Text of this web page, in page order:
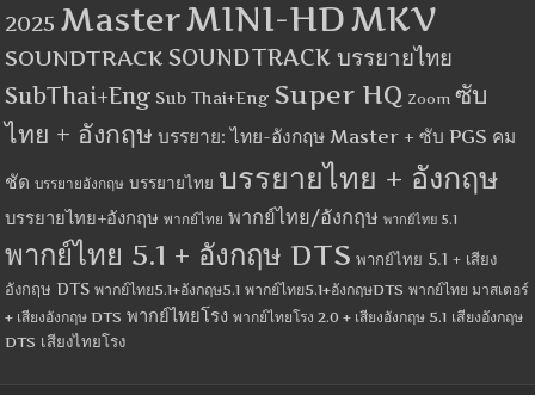
2025 MasterMINI-HDMKV
SOUNDTRACK SOUNDTRACK บรรยายไทย
SubThai+Eng Sub Thai+Eng Super HQ Zoom ซับ
ไทย + อังกฤษ บรรยาย: ไทย-อังกฤษ Master + ซับ PGS คม
ชัด บรรยายอังกฤษ บรรยายไทย บรรยายไทย + อังกฤษ
บรรยายไทย+อังกฤษ พากย์ไทย พากย์ไทย/อังกฤษ พากย์ไทย 5.1
พากย์ไทย 5.1 + อังกฤษ DTS พากย์ไทย 5.1 + เสียง
อังกฤษ DTS พากย์ไทย5.1+อังกฤษ5.1 พากย์ไทย5.1+อังกฤษDTS พากย์ไทย มาสเตอร์
+ เสียงอังกฤษ DTS พากย์ไทยโรง พากย์ไทยโรง 2.0 + เสียงอังกฤษ 5.1 เสียงอังกฤษ
DTS เสียงไทยโรง